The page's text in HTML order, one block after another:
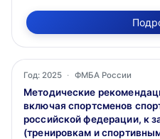
Год: 2025 · ФМБА России
Методические
включая спортсменов
российской федерации, к
(тренировкам и